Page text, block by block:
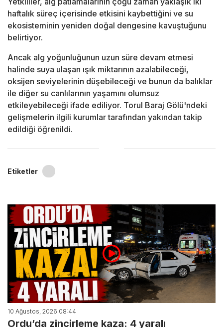
haftalık süreç içerisinde etkisini kaybettiğini ve su
ekosisteminin yeniden doğal dengesine kavuştuğunu
belirtiyor.
Ancak alg yoğunluğunun uzun süre devam etmesi
halinde suya ulaşan ışık miktarının azalabileceği,
oksijen seviyelerinin düşebileceği ve bunun da balıklar
ile diğer su canlılarının yaşamını olumsuz
etkileyebileceği ifade ediliyor. Torul Baraj Gölü'ndeki
gelişmelerin ilgili kurumlar tarafından yakından takip
edildiği öğrenildi.
Etiketler
10 Ağustos, 2026 08:44
Ordu’da zincirleme kaza: 4 yaralı